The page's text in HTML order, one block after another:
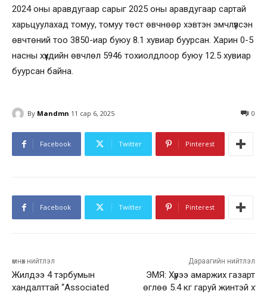
2024 оны аравдугаар сарыг 2025 оны аравдугаар сартай
харьцуулахад томуу, томуу төст өвчнөөр хэвтэн эмчлүүлсэн
өвчтөний тоо 3850-иар буюу 8.1 хувиар буурсан. Харин 0-5
насны хүүхдийн өвчлөл 5946 тохиолдлоор буюу 12.5 хувиар
буурсан байна.
By Mandmn 11 сар 6, 2025 0
Facebook Twitter Pinterest
Facebook Twitter Pinterest
өмнөх нийтлэл
Жилдээ 4 тэрбумын
хандалттай “Associated
Дараагийн нийтлэл
ЭМЯ: Хүрээ амаржих газарт
өглөө 5.4 кг гаруй жинтэй хүү